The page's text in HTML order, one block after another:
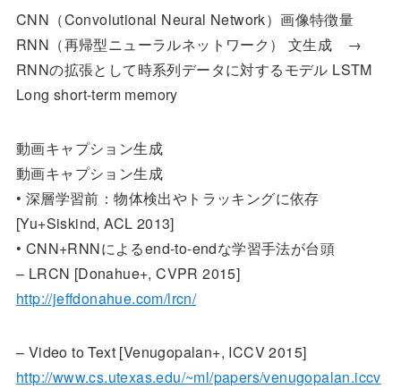
CNN（Convolutional Neural Network）画像特徴量
RNN（再帰型ニューラルネットワーク） 文生成 →
RNNの拡張として時系列データに対するモデル LSTM
Long short-term memory
動画キャプション生成
動画キャプション生成
• 深層学習前：物体検出やトラッキングに依存
[Yu+Siskind, ACL 2013]
• CNN+RNNによるend-to-endな学習手法が台頭
– LRCN [Donahue+, CVPR 2015]
http://jeffdonahue.com/lrcn/
– Video to Text [Venugopalan+, ICCV 2015]
http://www.cs.utexas.edu/~ml/papers/venugopalan.iccv